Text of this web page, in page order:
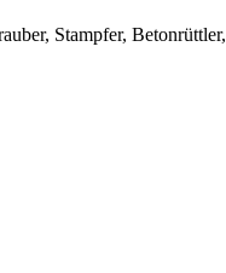
Stampfer, Betonrüttler,